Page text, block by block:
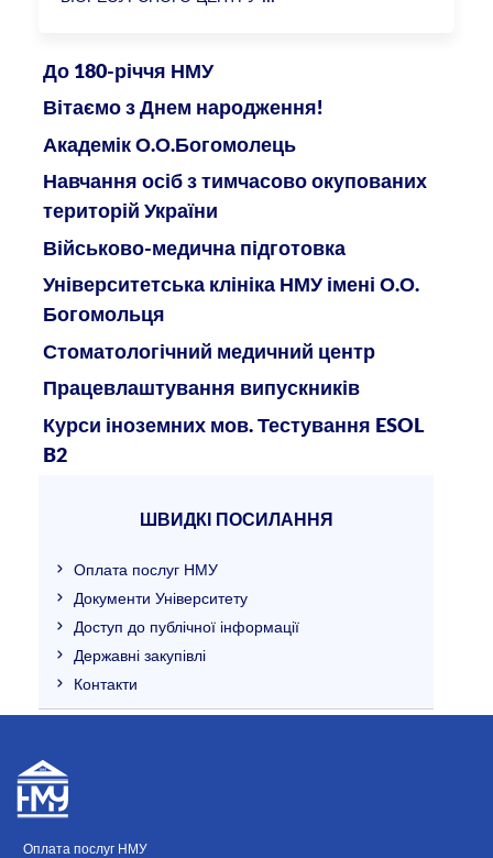
До 180-річчя НМУ
Вітаємо з Днем народження!
Академік О.О.Богомолець
Навчання осіб з тимчасово окупованих
територій України
Військово-медична підготовка
Університетська клініка НМУ імені О.О.
Богомольця
Стоматологічний медичний центр
Працевлаштування випускників
Курси іноземних мов. Тестування ESOL
B2
ШВИДКІ ПОСИЛАННЯ
Оплата послуг НМУ
Документи Університету
Доступ до публічної інформації
Державні закупівлі
Контакти
Оплата послуг НМУ